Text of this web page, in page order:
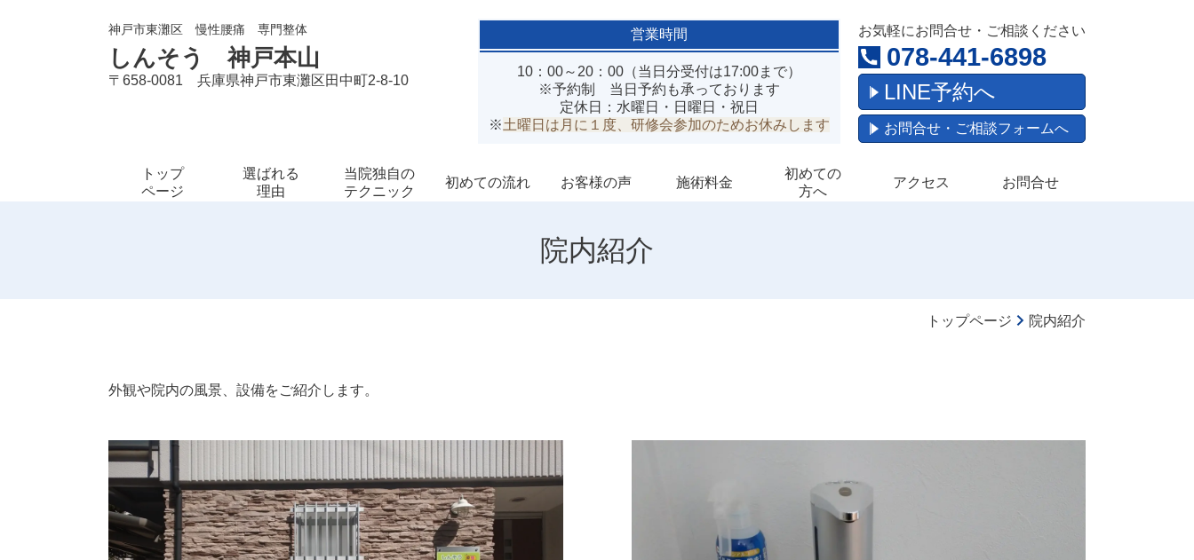
神戸市東灘区 慢性腰痛 専門整体
しんそう 神戸本山
〒658-0081 兵庫県神戸市東灘区田中町2-8-10
営業時間
10：00～20：00（当日分受付は17:00まで）
※予約制 当日予約も承っております
定休日：水曜日・日曜日・祝日
※土曜日は月に１度、研修会参加のためお休みします
お気軽にお問合せ・ご相談ください
078-441-6898
LINE予約へ
お問合せ・ご相談フォームへ
トップ
ページ
選ばれる
理由
当院独自の
テクニック
初めての流れ お客様の声 施術料金
初めての
方へ
アクセス お問合せ
院内紹介
トップページ 院内紹介
外観や院内の風景、設備をご紹介します。